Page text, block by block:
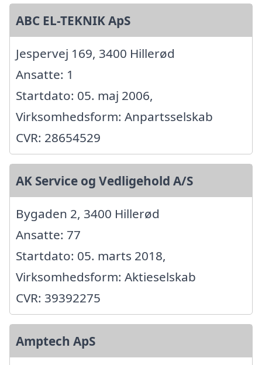
ABC EL-TEKNIK ApS
Jespervej 169, 3400 Hillerød
Ansatte: 1
Startdato: 05. maj 2006,
Virksomhedsform: Anpartsselskab
CVR: 28654529
AK Service og Vedligehold A/S
Bygaden 2, 3400 Hillerød
Ansatte: 77
Startdato: 05. marts 2018,
Virksomhedsform: Aktieselskab
CVR: 39392275
Amptech ApS